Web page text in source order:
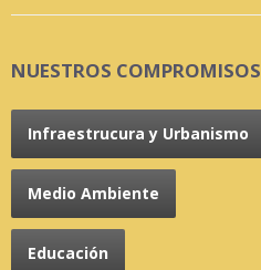
NUESTROS COMPROMISOS
Infraestrucura y Urbanismo
Medio Ambiente
Educación